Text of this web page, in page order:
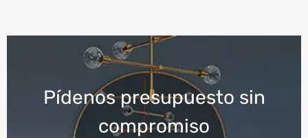
Pídenos presupuesto sin
compromiso